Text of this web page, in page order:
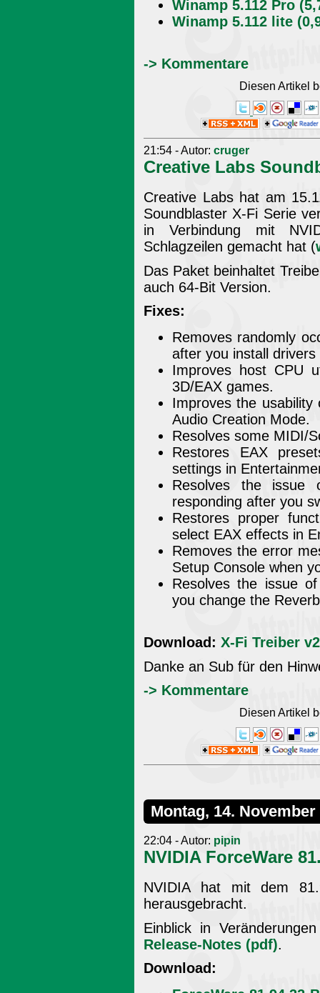
Winamp 5.112 Pro
Winamp 5.112 lite
-> Kommentare
Diesen Artikel
21:54 - Autor: cruger
Creative Labs
Creative Labs hat am
Soundblaster X-Fi Serie
in Verbindung mit
Schlagzeilen gemacht hat (
Das Paket beinhaltet
auch 64-Bit Version.
Fixes:
Removes randomly
after you install
Improves host CPU
3D/EAX games.
Improves the
Audio Creation Mode.
Resolves some MIDI/
Restores EAX
settings in
Resolves the issue
responding after you
Restores proper
select EAX effects in
Removes the error
Setup Console when
Resolves the issue
you change the
Download: X-Fi Treiber
Danke an Sub für den
-> Kommentare
Diesen Artikel
Montag, 14. November
22:04 - Autor: pipin
NVIDIA ForceWare
NVIDIA hat mit dem
herausgebracht.
Einblick in
Release-Notes (pdf).
Download: